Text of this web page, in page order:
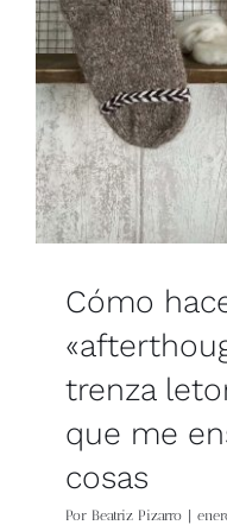
Cómo
trenza
que me
cosas
Por Beatriz Pizarro